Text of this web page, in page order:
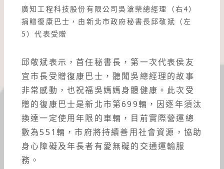
廣知工程科技股份有限公司吳滄榮總經理（右4）
捐贈復康巴士，由新北市政府秘書長邱敬斌（左
5）代表受贈
邱敬斌表示，首任秘書長，第一次代表侯友
宜市長受贈復康巴士，聽聞吳總經理的故事
非常感動，也祝福吳媽媽身體健康。此次受
贈的復康巴士是新北市第699輛，因逐年須汰
換達一定使用年限的車輛，目前實際營運總
數為551輛，市府將持續善用社會資源，協助
身心障礙及年長者有愛無礙的交通運輸服
務。